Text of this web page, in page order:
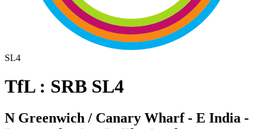
SL4
TfL : SRB SL4
N Greenwich / Canary Wharf - E India -